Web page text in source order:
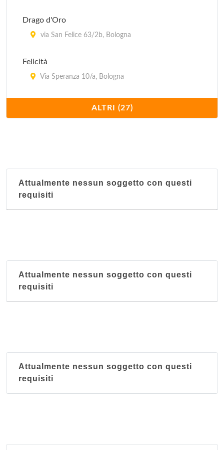
Drago d'Oro
via San Felice 63/2b, Bologna
Felicità
Via Speranza 10/a, Bologna
Via Giovan Battista Morgagni 8, Comune
Grande Shanghai
Hong Kong
Via Francesco Zanardi 16, Bologna
ALTRI (27)
Attualmente nessun soggetto con questi
requisiti
Attualmente nessun soggetto con questi
requisiti
Attualmente nessun soggetto con questi
requisiti